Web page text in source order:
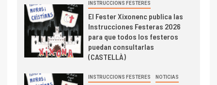
INSTRUCCIONS FESTERES
El Fester Xixonenc publica las
Instrucciones Festeras 2026
para que todos los festeros
puedan consultarlas
(CASTELLÀ)
INSTRUCCIONS FESTERES NOTICIAS